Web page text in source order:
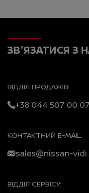
ЗВ'ЯЗАТИСЯ З
ВІДДІЛ ПРОДАЖІВ:
+38 044 507 00 07
КОНТАКТНИЙ E-MAIL:
sales@nissan-
ВІДДІЛ СЕРВІСУ: